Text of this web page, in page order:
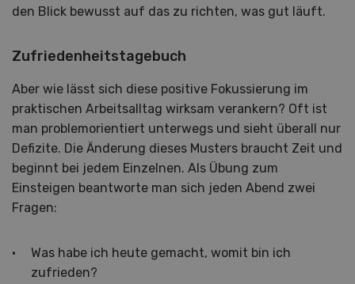
den Blick bewusst auf das zu richten, was gut läuft.
Zufriedenheitstagebuch
Aber wie lässt sich diese positive Fokussierung im
praktischen Arbeitsalltag wirksam verankern? Oft ist
man problemorientiert unterwegs und sieht überall nur
Defizite. Die Änderung dieses Musters braucht Zeit und
beginnt bei jedem Einzelnen. Als Übung zum
Einsteigen beantworte man sich jeden Abend zwei
Fragen:
Was habe ich heute gemacht, womit bin ich
zufrieden?